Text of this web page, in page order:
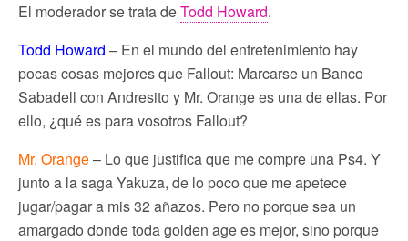
El moderador se trata deTodd Howard.
Todd Howard – En el mundo del entretenimiento hay
pocas cosas mejores que Fallout: Marcarse un Banco
Sabadell con Andresito y Mr. Orange es una de ellas. Por
ello, ¿qué es para vosotros Fallout?
Mr. Orange– Lo que justifica que me compre una Ps4. Y
junto a la saga Yakuza, de lo poco que me apetece
jugar/pagar a mis 32 añazos. Pero no porque sea un
amargado donde toda golden age es mejor, sino porque